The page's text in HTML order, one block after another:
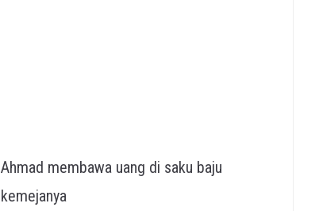
Ahmad membawa uang di saku baju
kemejanya